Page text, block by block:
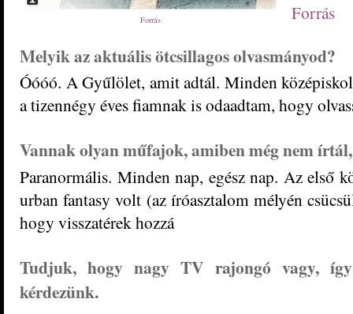
Forrás
Forrás
Melyik az aktuális ötcsillagos olvasmányod?
Óóóó. A Gyűlölet, amit adtál. Minden
a tizennégy éves fiamnak is odaadtam, hogy
Vannak olyan műfajok, amiben még nem írtál,
Paranormális. Minden nap, egész nap. Az első
urban fantasy volt (az íróasztalom mélyén
hogy visszatérek hozzá
Tudjuk, hogy nagy TV rajongó vagy, így
kérdezünk.